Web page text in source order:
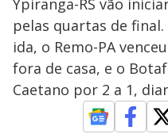
Ypiranga-RS vão
pelas quartas de
ida, o Remo-PA
fora de casa, e o
Caetano por 2 a 1,